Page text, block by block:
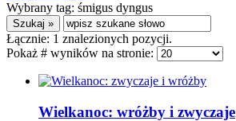
Wybrany tag: śmigus dyngus
Łącznie: 1 znalezionych pozycji.
Pokaż # wyników na stronie:
Wielkanoc: wróżby i zwyczaje